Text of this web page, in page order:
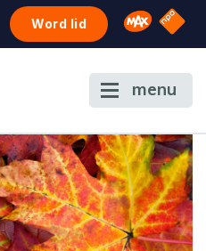
Word lid Omroep
NPO
menu